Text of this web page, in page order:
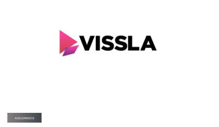
ACELERADOS